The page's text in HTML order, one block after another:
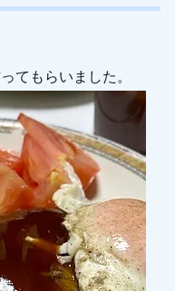
てもらいました。